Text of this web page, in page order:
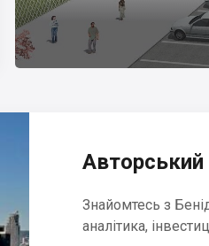
Авторський
Знайомтесь з
аналітика,